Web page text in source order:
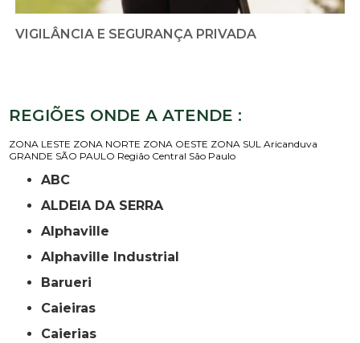
VIGILÂNCIA E SEGURANÇA PRIVADA
REGIÕES ONDE A ATENDE :
ZONA LESTE ZONA NORTE ZONA OESTE ZONA SUL Aricanduva
GRANDE SÃO PAULO Região Central São Paulo
ABC
ALDEIA DA SERRA
Alphaville
Alphaville Industrial
Barueri
Caieiras
Caierias